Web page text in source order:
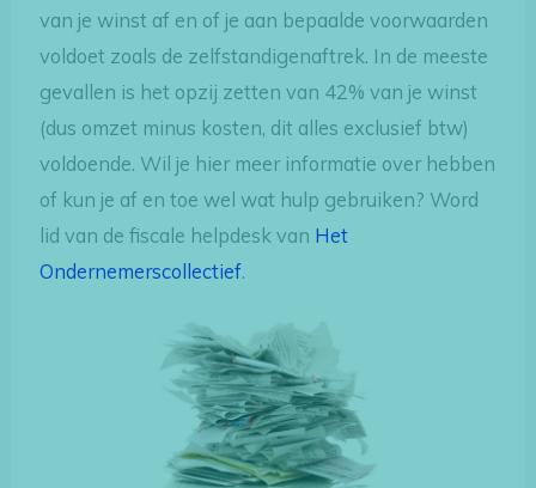
van je winst af en of je aan bepaalde voorwaarden
voldoet zoals de zelfstandigenaftrek. In de meeste
gevallen is het opzij zetten van 42% van je winst
(dus omzet minus kosten, dit alles exclusief btw)
voldoende. Wil je hier meer informatie over hebben
of kun je af en toe wel wat hulp gebruiken? Word
lid van de fiscale helpdesk van Het
Ondernemerscollectief.